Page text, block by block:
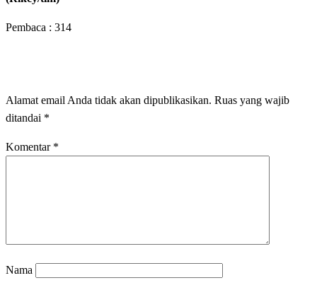
Pembaca : 314
Alamat email Anda tidak akan dipublikasikan. Ruas yang wajib
ditandai *
Komentar *
Nama